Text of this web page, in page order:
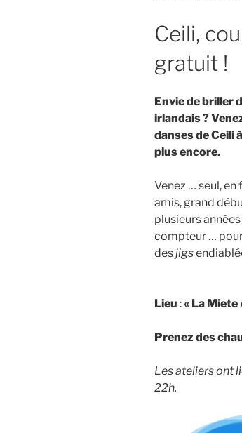
Ceili,
gratuit !
Envie de briller
irlandais ?
danses de Ceili
plus encore.
Venez … seul,
amis, grand
plusieurs
compteur …
desjigs
Lieu : « La Miete
Prenez des
Les ateliers ont
22h.